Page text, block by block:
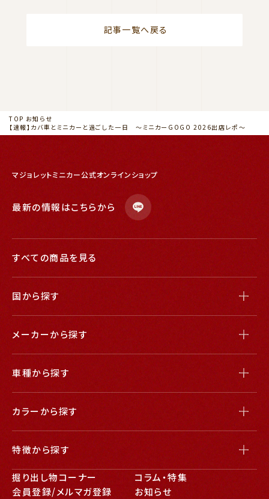
記事一覧へ戻る
TOP お知らせ
【速報】カバ車とミニカーと過ごした一日 ～ミニカーGOGO 2026出店レポ～
マジョレットミニカー公式オンラインショップ
最新の情報はこちらから
すべての商品を見る
国から探す
メーカーから探す
車種から探す
カラーから探す
特徴から探す
掘り出し物コーナー
コラム・特集
会員登録/メルマガ登録
お知らせ